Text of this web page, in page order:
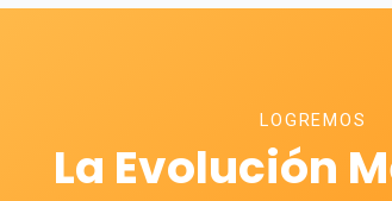
LOGREMOS
La Evolución